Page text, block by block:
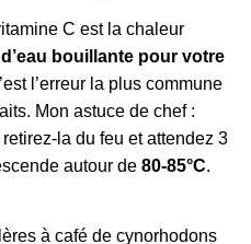
C est la chaleur
d’eau bouillante pour votre
l’erreur la plus commune
Mon astuce de chef :
la du feu et attendez 3
autour de 80-85°C.
à café de cynorhodons